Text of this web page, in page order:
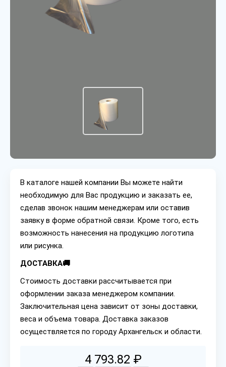
В каталоге нашей компании Вы можете найти
необходимую для Вас продукцию и заказать ее,
сделав звонок нашим менеджерам или оставив
заявку в форме обратной связи. Кроме того, есть
возможность нанесения на продукцию логотипа
или рисунка.
ДОСТАВКА🚚
Стоимость доставки рассчитывается при
оформлении заказа менеджером компании.
Заключительная цена зависит от зоны доставки,
веса и объема товара. Доставка заказов
осуществляется по городу Архангельск и области.
4 793.82 ₽